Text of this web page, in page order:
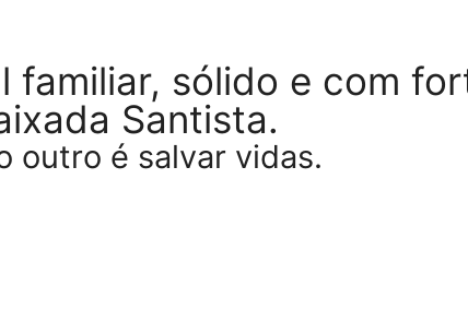
familiar, sólido e com
Santista.
outro é salvar vidas.